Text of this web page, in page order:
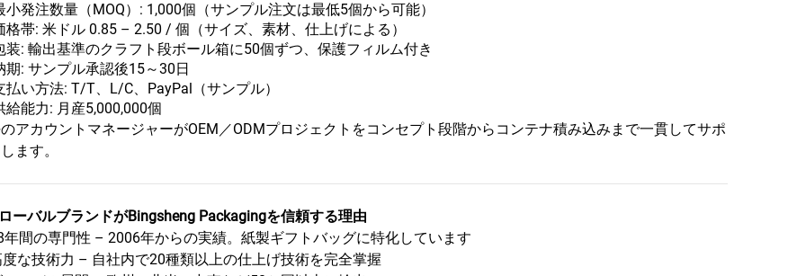
小発注数量（MOQ）: 1,000個（サンプル注文は最低5個から可能）
格帯: 米ドル 0.85 – 2.50 / 個（サイズ、素材、仕上げによる）
装: 輸出基準のクラフト段ボール箱に50個ずつ、保護フィルム付き
期: サンプル承認後15～30日
払い方法: T/T、L/C、PayPal（サンプル）
給能力: 月産5,000,000個
アカウントマネージャーがOEM／ODMプロジェクトをコンセプト段階からコンテナ積み込みまで一貫してサポ
ます。
ーバルブランドがBingsheng Packagingを信頼する理由
年間の専門性 – 2006年からの実績。紙製ギフトバッグに特化しています
度な技術力 – 自社内で20種類以上の仕上げ技術を完全掌握